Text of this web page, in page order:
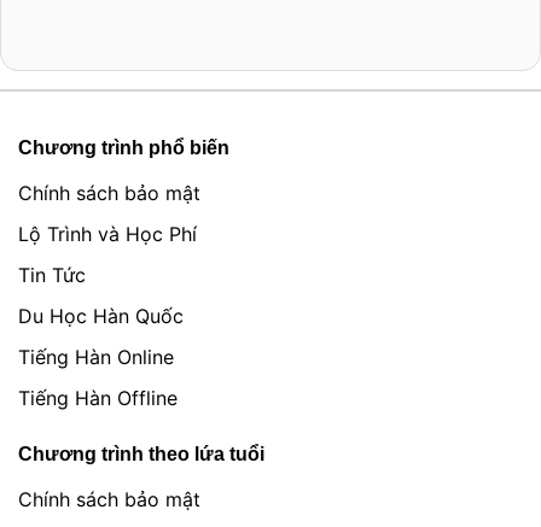
Chương trình phổ biến
Chính sách bảo mật
Lộ Trình và Học Phí
Tin Tức
Du Học Hàn Quốc
Tiếng Hàn Online
Tiếng Hàn Offline
Chương trình theo lứa tuổi
Chính sách bảo mật